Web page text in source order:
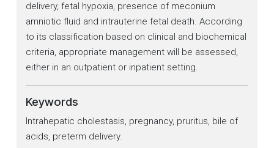
delivery, fetal hypoxia, presence of meconium
amniotic fluid and intrauterine fetal death. According
to its classification based on clinical and biochemical
criteria, appropriate management will be assessed,
either in an outpatient or inpatient setting.
Keywords
Intrahepatic cholestasis, pregnancy, pruritus, bile of
acids, preterm delivery.